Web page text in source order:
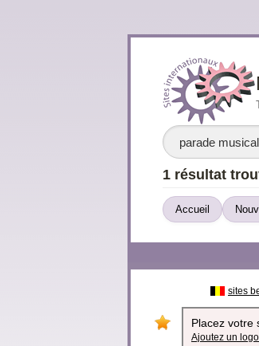
1 résultat
Accueil
sites
Placez votre
Ajoutez un